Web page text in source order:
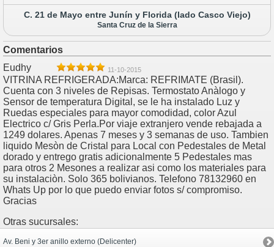
C. 21 de Mayo entre Junín y Florida (lado Casco Viejo)
Santa Cruz de la Sierra
Comentarios
Eudhy
11-10-2015
VITRINA REFRIGERADA:Marca: REFRIMATE (Brasil).
Cuenta con 3 niveles de Repisas. Termostato Anàlogo y
Sensor de temperatura Digital, se le ha instalado Luz y
Ruedas especiales para mayor comodidad, color Azul
Electrico c/ Gris Perla.Por viaje extranjero vende rebajada a
1249 dolares. Apenas 7 meses y 3 semanas de uso. Tambien
liquido Mesòn de Cristal para Local con Pedestales de Metal
dorado y entrego gratis adicionalmente 5 Pedestales mas
para otros 2 Mesones a realizar asi como los materiales para
su instalaciòn. Solo 365 bolivianos. Telefono 78132960 en
Whats Up por lo que puedo enviar fotos s/ compromiso.
Gracias
Otras sucursales:
Av. Beni y 3er anillo externo (Delicenter)